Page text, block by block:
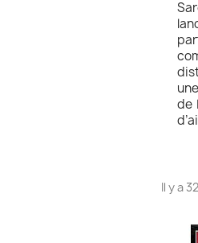
de
Il y a